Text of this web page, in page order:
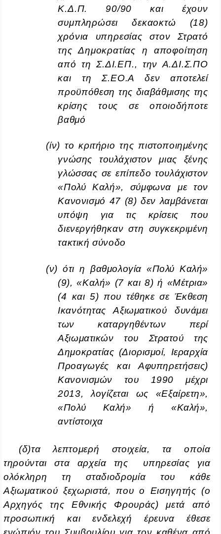
K.Δ.Π. 90/90 και έχουν
συμπληρώσει δεκαοκτώ (18)
χρόνια υπηρεσίας στον Στρατό
της Δημοκρατίας η αποφοίτηση
από τη Σ.ΔΙ.ΕΠ., την Α.ΔΙ.Σ.ΠΟ
και τη Σ.ΕΟ.Α δεναποτελεί
προϋπόθεση της διαβάθμισης της
κρίσης τους σε οποιοδήποτε
βαθμό
(ίν) το κριτήριο της πιστοποιημένης
γνώσης τουλάχιστον μιας ξένης
γλώσσας σε επίπεδο τουλάχιστον
«Πολύ Καλή», σύμφωνα με τον
Κανονισμό 47 (8) δεν λαμβάνεται
υπόψη για τις κρίσεις που
διενεργήθηκαν στη συγκεκριμένη
τακτική σύνοδο
(ν) ότι η βαθμολογία «Πολύ Καλή»
(9), «Καλή» (7 και 8) ή «Μέτρια»
(4 και 5) που τέθηκε σε Έκθεση
Ικανότητας Αξιωματικού δυνάμει
των καταργηθέντων περί
Αξιωματικών του Στρατού της
Δημοκρατίας (Διορισμοί, Ιεραρχία
Προαγωγές και Αφυπηρετήσεις)
Κανονισμών του 1990 μέχρι
2013, λογίζεται ως «Εξαίρετη»,
«Πολύ Καλή» ή «Καλή»,
αντίστοιχα
(δ)τα λεπτομερή στοιχεία, τα οποία
τηρούνται στα αρχεία της υπηρεσίας για
ολόκληρη τη σταδιοδρομία του κάθε
Αξιωματικού ξεχωριστά, που ο Εισηγητής (ο
Αρχηγός της Εθνικής Φρουράς) μετά από
προσωπική και ενδελεχή έρευνα έθεσε